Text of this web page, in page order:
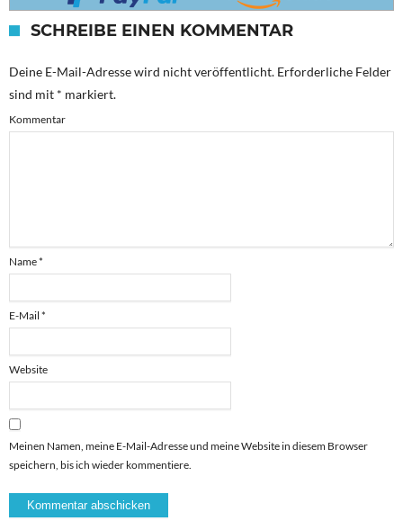
SCHREIBE EINEN KOMMENTAR
Deine E-Mail-Adresse wird nicht veröffentlicht. Erforderliche Felder
sind mit * markiert.
Kommentar
Name*
E-Mail *
Website
Meinen Namen, meine E-Mail-Adresse und meine Website in diesem Browser
speichern, bis ich wieder kommentiere.